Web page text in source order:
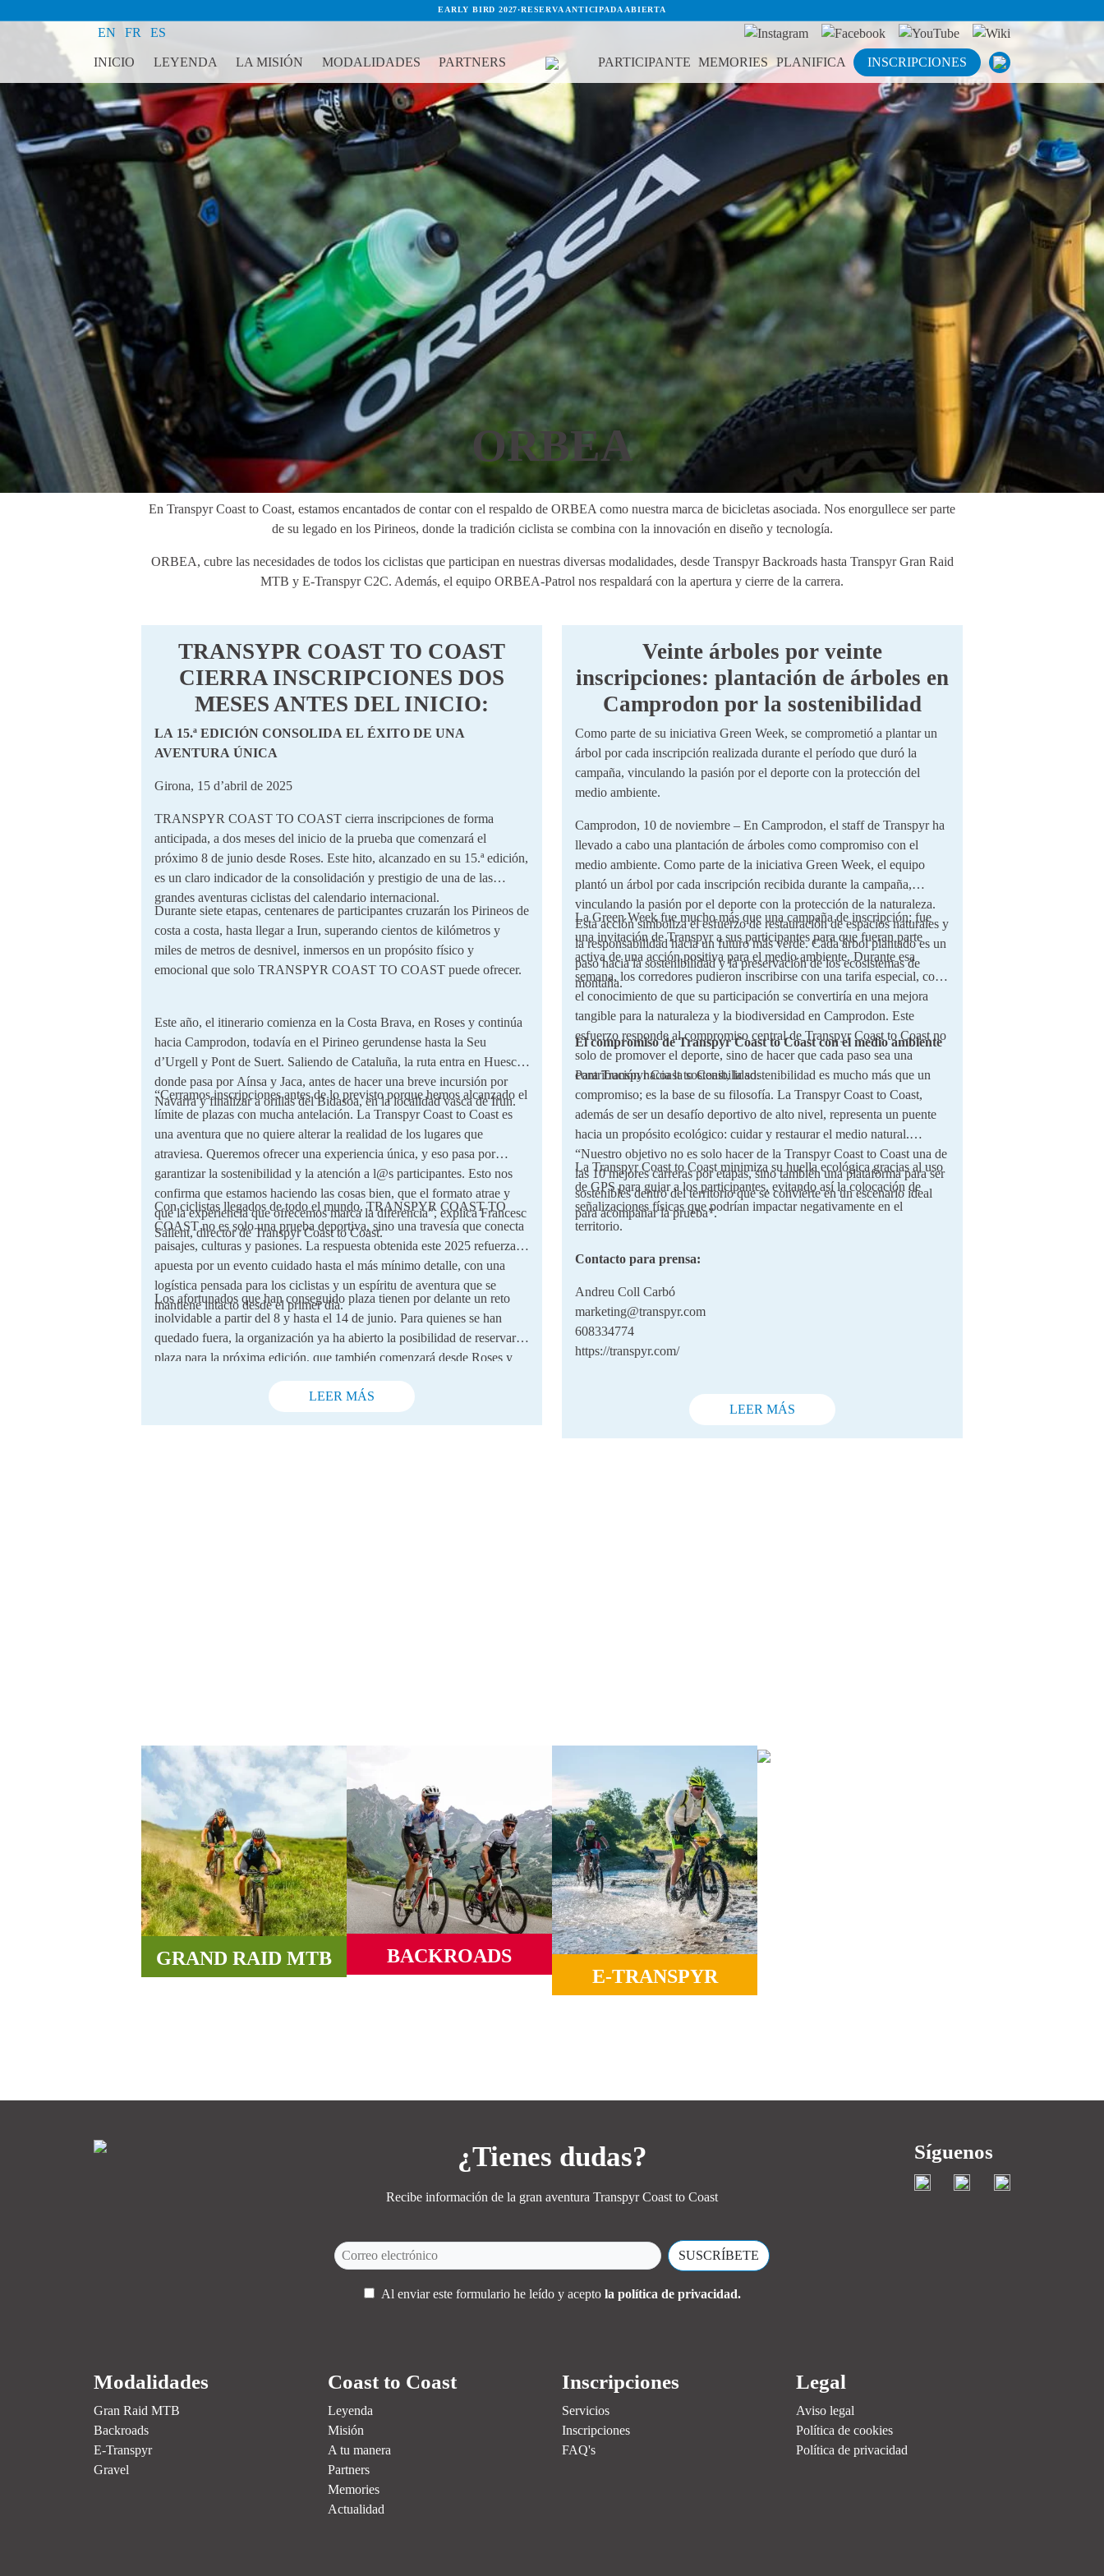
EARLY BIRD 2027·RESERVA ANTICIPADA ABIERTA
EN FR ES
INICIO LEYENDA LA MISIÓN MODALIDADES PARTNERS PARTICIPANTE MEMORIES PLANIFICA INSCRIPCIONES
ORBEA
En Transpyr Coast to Coast, estamos encantados de contar con el respaldo de ORBEA como nuestra marca de bicicletas asociada. Nos enorgullece ser parte
de su legado en los Pirineos, donde la tradición ciclista se combina con la innovación en diseño y tecnología.
ORBEA, cubre las necesidades de todos los ciclistas que participan en nuestras diversas modalidades, desde Transpyr Backroads hasta Transpyr Gran Raid
MTB y E-Transpyr C2C. Además, el equipo ORBEA-Patrol nos respaldará con la apertura y cierre de la carrera.
TRANSYPR COAST TO COAST
CIERRA INSCRIPCIONES DOS
MESES ANTES DEL INICIO:
LA 15.ª EDICIÓN CONSOLIDA EL ÉXITO DE UNA
AVENTURA ÚNICA
Girona, 15 d’abril de 2025
TRANSPYR COAST TO COAST cierra inscripciones de forma
anticipada, a dos meses del inicio de la prueba que comenzará el
próximo 8 de junio desde Roses. Este hito, alcanzado en su 15.ª edición,
es un claro indicador de la consolidación y prestigio de una de las
grandes aventuras ciclistas del calendario internacional.
Durante siete etapas, centenares de participantes cruzarán los Pirineos de
costa a costa, hasta llegar a Irun, superando cientos de kilómetros y
miles de metros de desnivel, inmersos en un propósito físico y
emocional que solo TRANSPYR COAST TO COAST puede ofrecer.
Este año, el itinerario comienza en la Costa Brava, en Roses y continúa
hacia Camprodon, todavía en el Pirineo gerundense hasta la Seu
d’Urgell y Pont de Suert. Saliendo de Cataluña, la ruta entra en Huesca,
donde pasa por Aínsa y Jaca, antes de hacer una breve incursión por
Navarra y finalizar a orillas del Bidasoa, en la localidad vasca de Irun.
“Cerramos inscripciones antes de lo previsto porque hemos alcanzado el
límite de plazas con mucha antelación. La Transpyr Coast to Coast es
una aventura que no quiere alterar la realidad de los lugares que
atraviesa. Queremos ofrecer una experiencia única, y eso pasa por
garantizar la sostenibilidad y la atención a l@s participantes. Esto nos
confirma que estamos haciendo las cosas bien, que el formato atrae y
que la experiencia que ofrecemos marca la diferencia”, explica Francesc
Sallent, director de Transpyr Coast to Coast.
Con ciclistas llegados de todo el mundo, TRANSPYR COAST TO
COAST no es solo una prueba deportiva, sino una travesía que conecta
paisajes, culturas y pasiones. La respuesta obtenida este 2025 refuerza la
apuesta por un evento cuidado hasta el más mínimo detalle, con una
logística pensada para los ciclistas y un espíritu de aventura que se
mantiene intacto desde el primer día.
Los afortunados que han conseguido plaza tienen por delante un reto
inolvidable a partir del 8 y hasta el 14 de junio. Para quienes se han
quedado fuera, la organización ya ha abierto la posibilidad de reservar
plaza para la próxima edición, que también comenzará desde Roses y
promete volver a cautivar a los amantes del ciclismo y de las grandes
LEER MÁS
Veinte árboles por veinte
inscripciones: plantación de árboles en
Camprodon por la sostenibilidad
Como parte de su iniciativa Green Week, se comprometió a plantar un
árbol por cada inscripción realizada durante el período que duró la
campaña, vinculando la pasión por el deporte con la protección del
medio ambiente.
Camprodon, 10 de noviembre – En Camprodon, el staff de Transpyr ha
llevado a cabo una plantación de árboles como compromiso con el
medio ambiente. Como parte de la iniciativa Green Week, el equipo
plantó un árbol por cada inscripción recibida durante la campaña,
vinculando la pasión por el deporte con la protección de la naturaleza.
Esta acción simboliza el esfuerzo de restauración de espacios naturales y
la responsabilidad hacia un futuro más verde. Cada árbol plantado es un
paso hacia la sostenibilidad y la preservación de los ecosistemas de
montaña.
La Green Week fue mucho más que una campaña de inscripción; fue
una invitación de Transpyr a sus participantes para que fueran parte
activa de una acción positiva para el medio ambiente. Durante esa
semana, los corredores pudieron inscribirse con una tarifa especial, con
el conocimiento de que su participación se convertiría en una mejora
tangible para la naturaleza y la biodiversidad en Camprodon. Este
esfuerzo responde al compromiso central de Transpyr Coast to Coast no
solo de promover el deporte, sino de hacer que cada paso sea una
contribución hacia la sostenibilidad.
El compromiso de Transpyr Coast to Coast con el medio ambiente
Para Transpyr Coast to Coast, la sostenibilidad es mucho más que un
compromiso; es la base de su filosofía. La Transpyr Coast to Coast,
además de ser un desafío deportivo de alto nivel, representa un puente
hacia un propósito ecológico: cuidar y restaurar el medio natural.
“Nuestro objetivo no es solo hacer de la Transpyr Coast to Coast una de
las 10 mejores carreras por etapas, sino también una plataforma para ser
sostenibles dentro del territorio que se convierte en un escenario ideal
para acompañar la prueba”.
La Transpyr Coast to Coast minimiza su huella ecológica gracias al uso
de GPS para guiar a los participantes, evitando así la colocación de
señalizaciones físicas que podrían impactar negativamente en el
territorio.
Contacto para prensa:
Andreu Coll Carbó
marketing@transpyr.com
608334774
https://transpyr.com/
LEER MÁS
GRAND RAID MTB BACKROADS
E-TRANSPYR
MÁS INFORMACIÓN
¿Tienes dudas?
Recibe información de la gran aventura Transpyr Coast to Coast
Al enviar este formulario he leído y acepto la política de privacidad.
Síguenos
Modalidades
Gran Raid MTB
Backroads
E-Transpyr
Gravel
Coast to Coast
Leyenda
Misión
A tu manera
Partners
Memories
Actualidad
Inscripciones
Servicios
Inscripciones
FAQ's
Legal
Aviso legal
Política de cookies
Política de privacidad